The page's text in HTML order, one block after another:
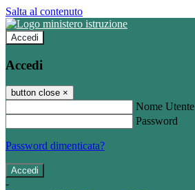
Salta al contenuto
Accedi
Accedi
button close ×
Nome Utente
Password
Password dimenticata?
-